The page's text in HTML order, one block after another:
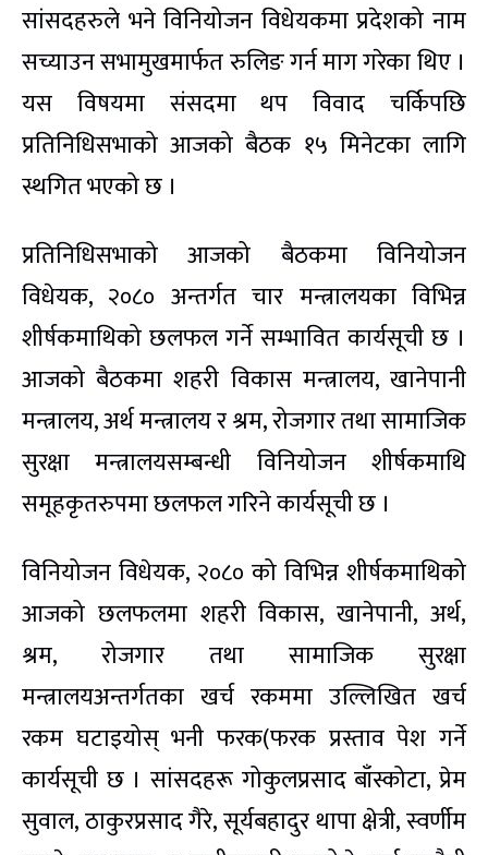
सांसदहरुले भने विनियोजन विधेयकमा प्रदेशको नाम
सच्याउन सभामुखमार्फत रुलिङ गर्न माग गरेका थिए ।
यस विषयमा संसदमा थप विवाद चर्किपछि
प्रतिनिधिसभाको आजको बैठक १५ मिनेटका लागि
स्थगित भएको छ ।
प्रतिनिधिसभाको आजको बैठकमा विनियोजन
विधेयक, २०८० अन्तर्गत चार मन्त्रालयका विभिन्न
शीर्षकमाथिको छलफल गर्ने सम्भावित कार्यसूची छ ।
आजको बैठकमा शहरी विकास मन्त्रालय, खानेपानी
मन्त्रालय, अर्थ मन्त्रालय र श्रम, रोजगार तथा सामाजिक
सुरक्षा मन्त्रालयसम्बन्धी विनियोजन शीर्षकमाथि
समूहकृतरुपमा छलफल गरिने कार्यसूची छ ।
विनियोजन विधेयक, २०८० को विभिन्न शीर्षकमाथिको
आजको छलफलमा शहरी विकास, खानेपानी, अर्थ,
श्रम, रोजगार तथा सामाजिक सुरक्षा
मन्त्रालयअन्तर्गतका खर्च रकममा उल्लिखित खर्च
रकम घटाइयोस् भनी फरक(फरक प्रस्ताव पेश गर्ने
कार्यसूची छ । सांसदहरू गोकुलप्रसाद बाँस्कोटा, प्रेम
सुवाल, ठाकुरप्रसाद गैरे, सूर्यबहादुर थापा क्षेत्री, स्वर्णीम